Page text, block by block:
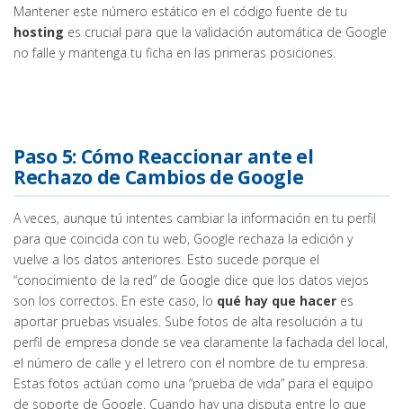
Mantener este número estático en el código fuente de tu
hosting es crucial para que la validación automática de Google
no falle y mantenga tu ficha en las primeras posiciones.
Paso 5: Cómo Reaccionar ante el
Rechazo de Cambios de Google
A veces, aunque tú intentes cambiar la información en tu perfil
para que coincida con tu web, Google rechaza la edición y
vuelve a los datos anteriores. Esto sucede porque el
“conocimiento de la red” de Google dice que los datos viejos
son los correctos. En este caso, lo qué hay que hacer es
aportar pruebas visuales. Sube fotos de alta resolución a tu
perfil de empresa donde se vea claramente la fachada del local,
el número de calle y el letrero con el nombre de tu empresa.
Estas fotos actúan como una “prueba de vida” para el equipo
de soporte de Google. Cuando hay una disputa entre lo que